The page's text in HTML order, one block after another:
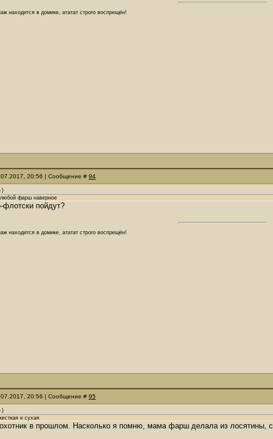
находится в домике, ататат строго воспрещён!
20:56 | Сообщение # 94
)
любой фарш наверное
флотски пойдут?
находится в домике, ататат строго воспрещён!
20:56 | Сообщение # 95
)
и сухая
в прошлом. Насколько я помню, мама фарш делала из лосятины,